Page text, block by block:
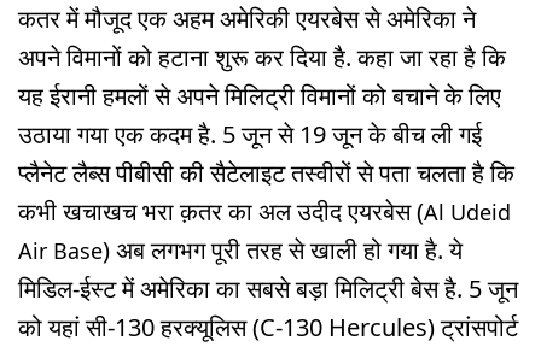
कतर में मौजूद एक अहम अमेरिकी एयरबेस से अमेरिका ने
अपने विमानों को हटाना शुरू कर दिया है. कहा जा रहा है कि
यह ईरानी हमलों से अपने मिलिट्री विमानों को बचाने के लिए
उठाया गया एक कदम है. 5 जून से 19 जून के बीच ली गई
प्लैनेट लैब्स पीबीसी की सैटेलाइट तस्वीरों से पता चलता है कि
कभी खचाखच भरा क़तर का अल उदीद एयरबेस (Al Udeid
Air Base) अब लगभग पूरी तरह से खाली हो गया है. ये
मिडिल-ईस्ट में अमेरिका का सबसे बड़ा मिलिट्री बेस है. 5 जून
को यहां सी-130 हरक्यूलिस (C-130 Hercules) ट्रांसपोर्ट